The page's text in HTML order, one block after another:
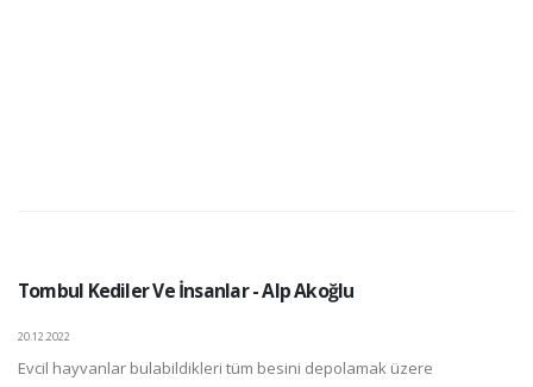
Tombul Kediler Ve İnsanlar - Alp Akoğlu
20.12.2022
Evcil hayvanlar bulabildikleri tüm besini depolamak üzere